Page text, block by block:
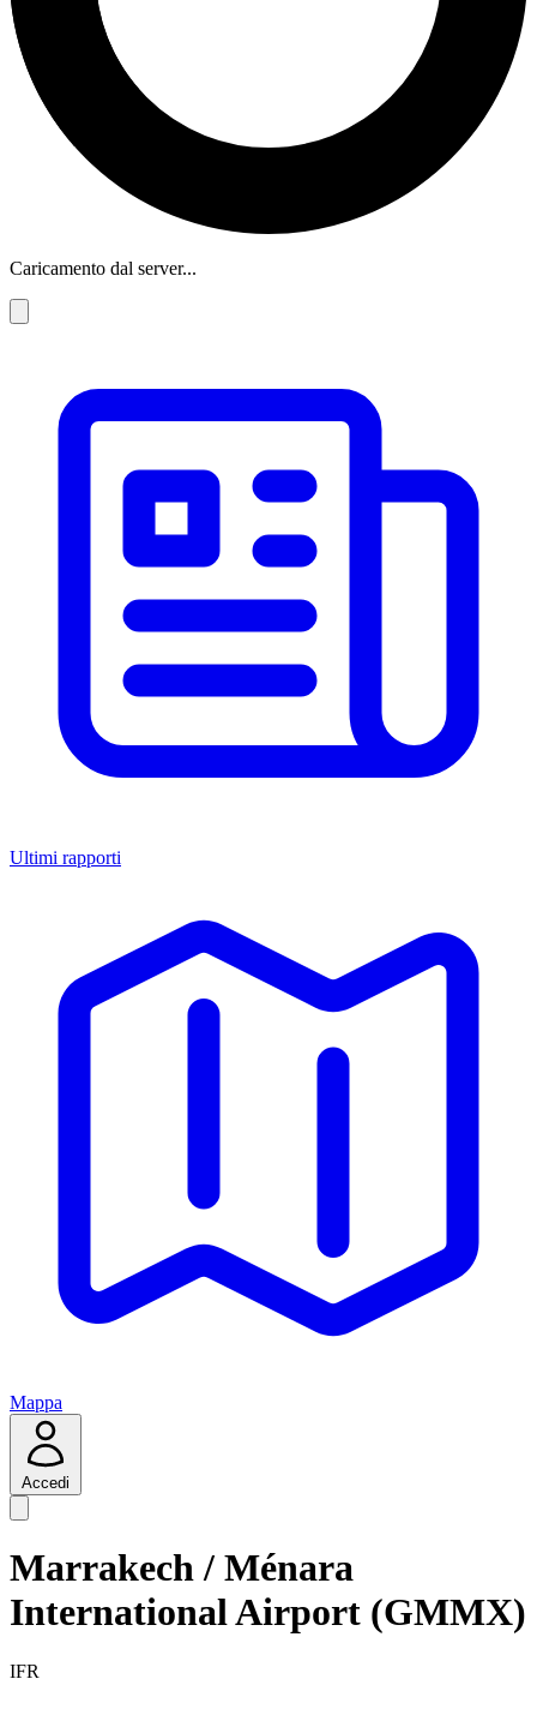
Caricamento dal server...
Ultimi rapporti
Mappa
Accedi
Marrakech / Ménara
International Airport (GMMX)
IFR